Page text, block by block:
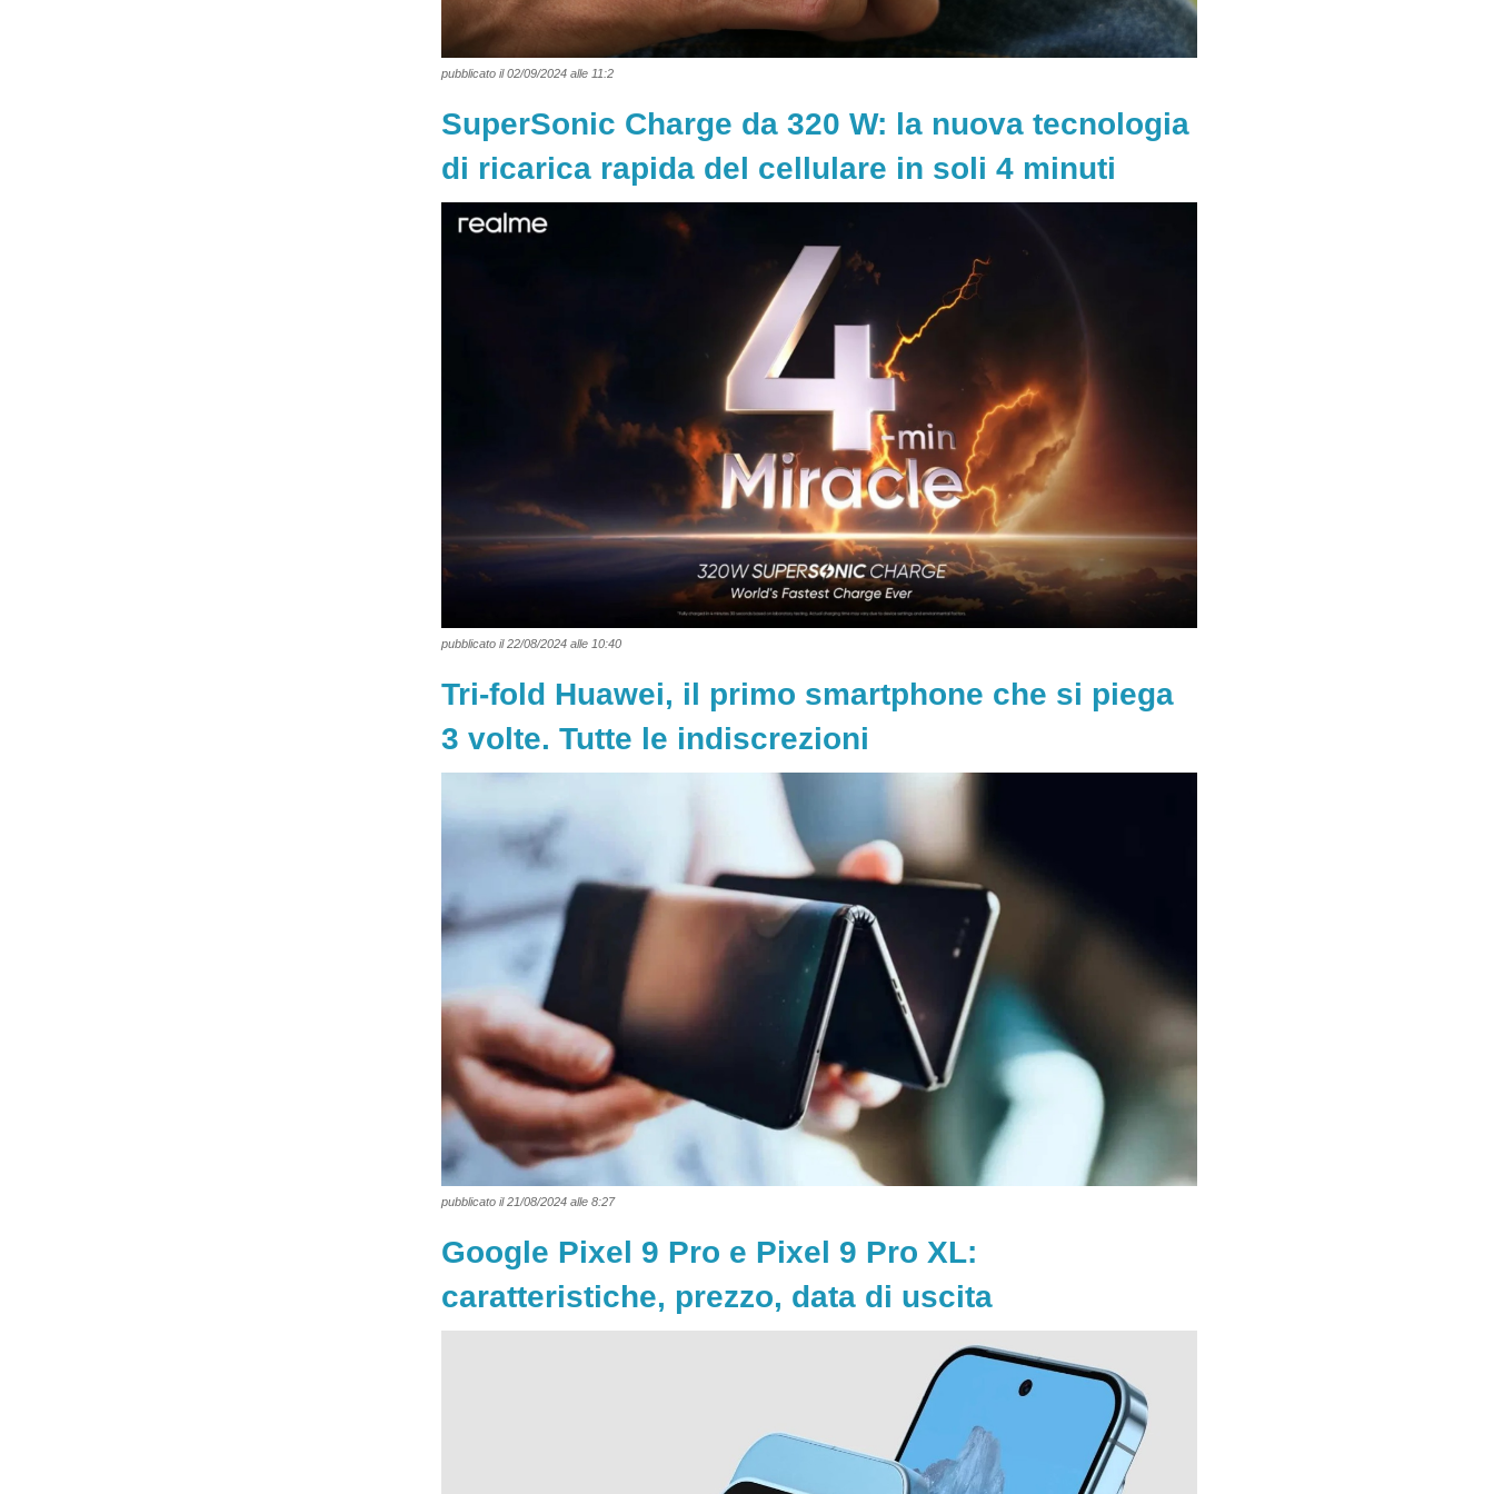
pubblicato il 02/09/2024 alle 11:2
SuperSonic Charge da 320 W: la nuova tecnologia
di ricarica rapida del cellulare in soli 4 minuti
pubblicato il 22/08/2024 alle 10:40
Tri-fold Huawei, il primo smartphone che si piega
3 volte. Tutte le indiscrezioni
pubblicato il 21/08/2024 alle 8:27
Google Pixel 9 Pro e Pixel 9 Pro XL:
caratteristiche, prezzo, data di uscita